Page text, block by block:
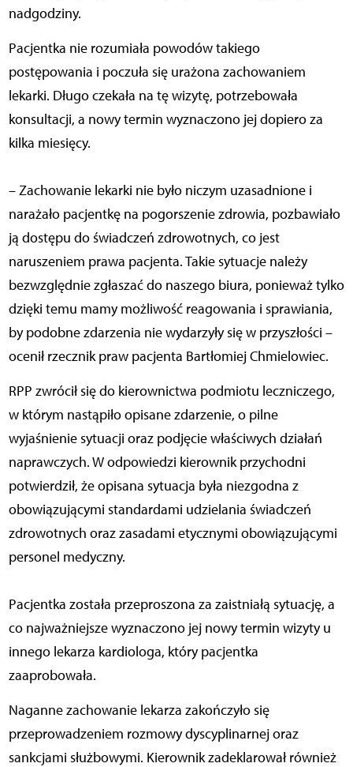
nadgodziny.
Pacjentka nie rozumiała powodów takiego
postępowania i poczuła się urażona zachowaniem
lekarki. Długo czekała na tę wizytę, potrzebowała
konsultacji, a nowy termin wyznaczono jej dopiero za
kilka miesięcy.
– Zachowanie lekarki nie było niczym uzasadnione i
narażało pacjentkę na pogorszenie zdrowia, pozbawiało
ją dostępu do świadczeń zdrowotnych, co jest
naruszeniem prawa pacjenta. Takie sytuacje należy
bezwzględnie zgłaszać do naszego biura, ponieważ tylko
dzięki temu mamy możliwość reagowania i sprawiania,
by podobne zdarzenia nie wydarzyły się w przyszłości –
ocenił rzecznik praw pacjenta Bartłomiej Chmielowiec.
RPP zwrócił się do kierownictwa podmiotu leczniczego,
w którym nastąpiło opisane zdarzenie, o pilne
wyjaśnienie sytuacji oraz podjęcie właściwych działań
naprawczych. W odpowiedzi kierownik przychodni
potwierdził, że opisana sytuacja była niezgodna z
obowiązującymi standardami udzielania świadczeń
zdrowotnych oraz zasadami etycznymi obowiązującymi
personel medyczny.
Pacjentka została przeproszona za zaistniałą sytuację, a
co najważniejsze wyznaczono jej nowy termin wizyty u
innego lekarza kardiologa, który pacjentka
zaaprobowała.
Naganne zachowanie lekarza zakończyło się
przeprowadzeniem rozmowy dyscyplinarnej oraz
sankcjami służbowymi. Kierownik zadeklarował również